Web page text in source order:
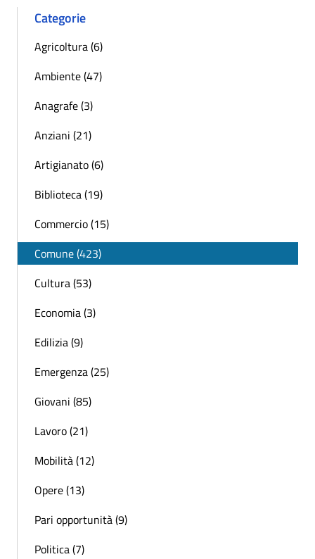
Categorie
Agricoltura (6)
Ambiente (47)
Anagrafe (3)
Anziani (21)
Artigianato (6)
Biblioteca (19)
Commercio (15)
Comune (423)
Cultura (53)
Economia (3)
Edilizia (9)
Emergenza (25)
Giovani (85)
Lavoro (21)
Mobilità (12)
Opere (13)
Pari opportunità (9)
Politica (7)